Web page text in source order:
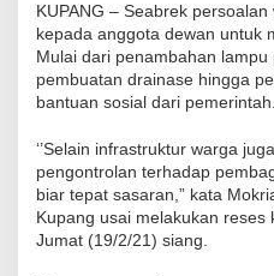
KUPANG – Seabrek
kepada anggota dewan untuk
Mulai dari penambahan
pembuatan drainase hingga
bantuan sosial dari pemerintah.
‘’Selain infrastruktur warga
pengontrolan terhadap
biar tepat sasaran,” kata
Kupang usai melakukan reses
Jumat (19/2/21) siang.